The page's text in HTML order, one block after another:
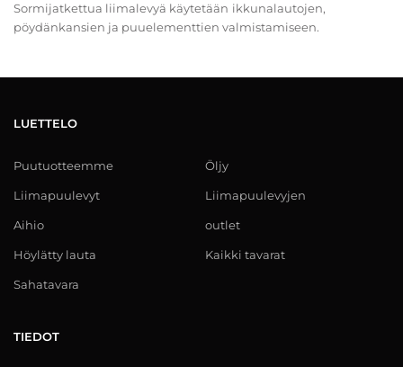
Sormijatkettua liimalevyä käytetään ikkunalautojen,
pöydänkansien ja puuelementtien valmistamiseen.
LUETTELO
Puutuotteemme
Liimapuulevyt
Aihio
Höylätty lauta
Sahatavara
Öljy
Liimapuulevyjen
outlet
Kaikki tavarat
TIEDOT